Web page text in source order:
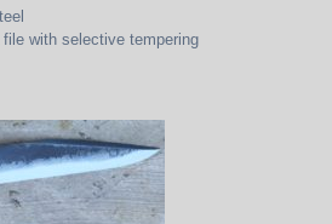
with selective tempering